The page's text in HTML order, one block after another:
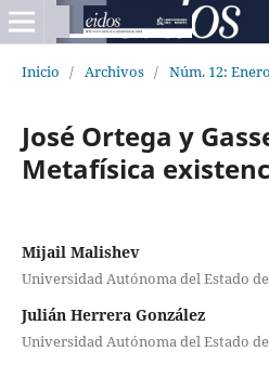
Inicio / Archivos / Núm. 12:
José Ortega y
Metafísica
Mijail Malishev
Universidad Autónoma del Estado
Julián Herrera González
Universidad Autónoma del Estado